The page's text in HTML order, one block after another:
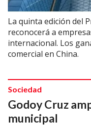
La quinta edición del
reconocerá a
internacional. Los
comercial en China.
Godoy Cruz
municipal
Sociedad